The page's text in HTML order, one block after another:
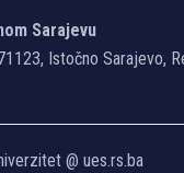
Sarajevu
Istočno Sarajevo,
@ ues.rs.ba